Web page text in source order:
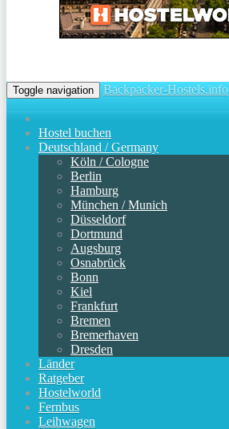
Toggle navigation Backpacker-Hostels.info
Hostel buchen
Deutschland / Germany
Köln / Cologne
Berlin
Hamburg
München / Munich
Düsseldorf
Dortmund
Augsburg
Osnabrück
Bonn
Kiel
Frankfurt
Bremen
Bremerhaven
Dresden
Länder
Ratgeber
Hostelworld
Fernbus
Leihwagen